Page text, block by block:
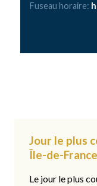
Fuseau horaire:
Jour le plus
Île-de-France
Le jour le plus